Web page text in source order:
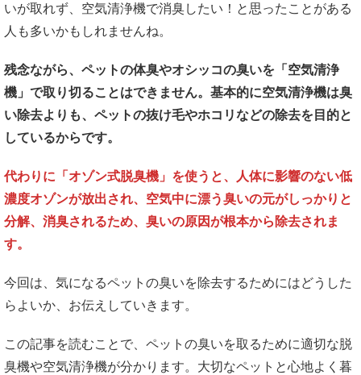
いが取れず、空気清浄機で消臭したい！と思ったことがある
人も多いかもしれませんね。
残念ながら、ペットの体臭やオシッコの臭いを「空気清浄
機」で取り切ることはできません。基本的に空気清浄機は臭
い除去よりも、ペットの抜け毛やホコリなどの除去を目的と
しているからです。
代わりに「オゾン式脱臭機」を使うと、人体に影響のない低
濃度オゾンが放出され、空気中に漂う臭いの元がしっかりと
分解、消臭されるため、臭いの原因が根本から除去されま
す。
今回は、気になるペットの臭いを除去するためにはどうした
らよいか、お伝えしていきます。
この記事を読むことで、ペットの臭いを取るために適切な脱
臭機や空気清浄機が分かります。大切なペットと心地よく暮